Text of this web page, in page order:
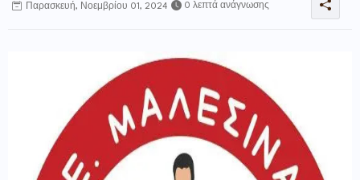
Παρασκευή, Νοεμβρίου 01, 2024 0 λεπτά ανάγνωσης